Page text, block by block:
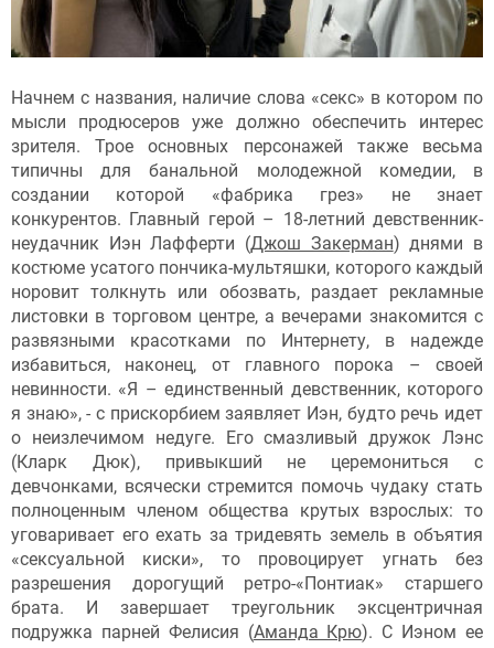
Начнем с названия, наличие слова «секс» в котором по
мысли продюсеров уже должно обеспечить интерес
зрителя. Трое основных персонажей также весьма
типичны для банальной молодежной комедии, в
создании которой «фабрика грез» не знает
конкурентов. Главный герой – 18-летний девственник-
неудачник Иэн Лафферти (Джош Закерман) днями в
костюме усатого пончика-мультяшки, которого каждый
норовит толкнуть или обозвать, раздает рекламные
листовки в торговом центре, а вечерами знакомится с
развязными красотками по Интернету, в надежде
избавиться, наконец, от главного порока – своей
невинности. «Я – единственный девственник, которого
я знаю», - с прискорбием заявляет Иэн, будто речь идет
о неизлечимом недуге. Его смазливый дружок Лэнс
(Кларк Дюк), привыкший не церемониться с
девчонками, всячески стремится помочь чудаку стать
полноценным членом общества крутых взрослых: то
уговаривает его ехать за тридевять земель в объятия
«сексуальной киски», то провоцирует угнать без
разрешения дорогущий ретро-«Понтиак» старшего
брата. И завершает треугольник эксцентричная
подружка парней Фелисия (Аманда Крю). С Иэном ее